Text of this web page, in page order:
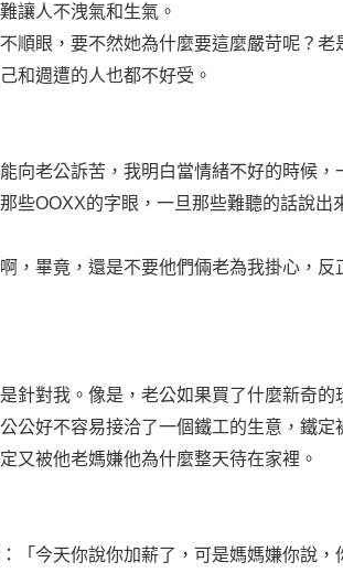
讓人不洩氣和生氣。
順眼，要不然她為什麼要這麼嚴苛呢？老
和週遭的人也都不好受。
向老公訴苦，我明白當情緒不好的時候，
些OOXX的字眼，一旦那些難聽的話說出
，畢竟，還是不要他們倆老為我掛心，反
針對我。像是，老公如果買了什麼新奇的
公好不容易接洽了一個鐵工的生意，鐵定
又被他老媽嫌他為什麼整天待在家裡。
「今天你說你加薪了，可是媽媽嫌你說，